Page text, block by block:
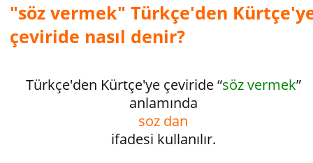
"söz vermek" Türkçe'den
çeviride nasıl denir?
Türkçe'den Kürtçe'ye çeviride “söz vermek”
anlamında
soz dan
ifadesi kullanılır.